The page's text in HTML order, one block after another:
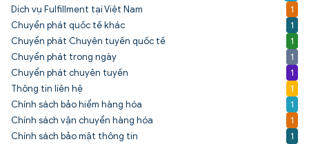
Dịch vụ Fulfillment tại Việt Nam
1
Chuyển phát quốc tế khác
1
Chuyển phát Chuyên tuyến quốc tế
1
Chuyển phát trong ngày
1
Chuyển phát chuyên tuyến
1
Thông tin liên hệ
1
Chính sách bảo hiểm hàng hóa
1
Chính sách vận chuyển hàng hóa
1
Chính sách bảo mật thông tin
1